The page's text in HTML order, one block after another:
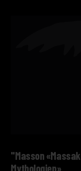
"Masson
Mythologien»